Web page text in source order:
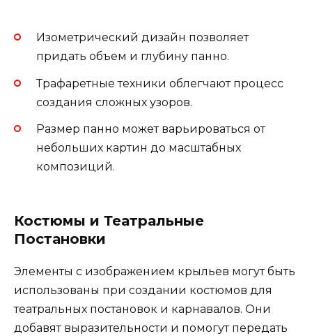
Изометрический дизайн позволяет
придать объем и глубину панно.
Трафаретные техники облегчают процесс
создания сложных узоров.
Размер панно может варьироваться от
небольших картин до масштабных
композиций.
Костюмы и Театральные
Постановки
Элементы с изображением крыльев могут быть
использованы при создании костюмов для
театральных постановок и карнавалов. Они
добавят выразительности и помогут передать